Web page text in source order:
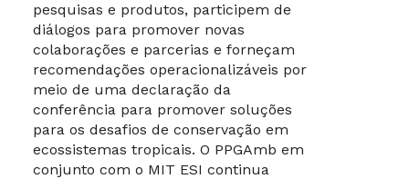
pesquisas e produtos, participem de
diálogos para promover novas
colaborações e parcerias e forneçam
recomendações operacionalizáveis por
meio de uma declaração da
conferência para promover soluções
para os desafios de conservação em
ecossistemas tropicais. O PPGAmb em
conjunto com o MIT ESI continua